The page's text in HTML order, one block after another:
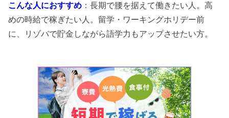
こんな人におすすめ ：長期で腰を据えて働きたい人。高
めの時給で稼ぎたい人。留学・ワーキングホリデー前
に、リゾバで貯金しながら語学力もアップさせたい方。